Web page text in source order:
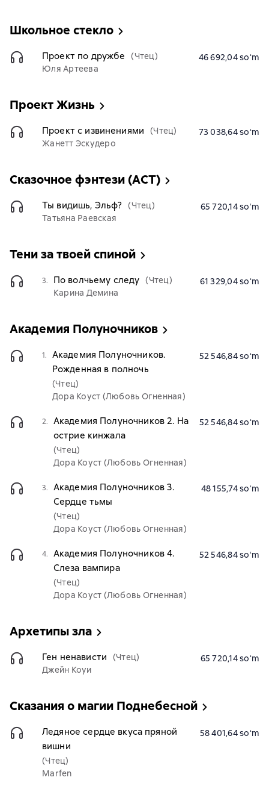
Школьное стекло
Проект по дружбе
(Чтец)
Юля Артеева
46 692,04 soʻm
Проект Жизнь
Проект с извинениями
(Чтец)
Жанетт Эскудеро
73 038,64 soʻm
Сказочное фэнтези (АСТ)
Ты видишь, Эльф? (Чтец)
Татьяна Раевская
65 720,14 soʻm
Тени за твоей спиной
3. По волчьему следу (Чтец)
Карина Демина
61 329,04 soʻm
Академия Полуночников
1.
Академия Полуночников.
Рожденная в полночь
(Чтец)
Дора Коуст (Любовь Огненная)
52 546,84 soʻm
2.
Академия Полуночников 2. На
острие кинжала
(Чтец)
Дора Коуст (Любовь Огненная)
52 546,84 soʻm
3.
Академия Полуночников 3.
Сердце тьмы
(Чтец)
Дора Коуст (Любовь Огненная)
48 155,74 soʻm
4.
Академия Полуночников 4.
Слеза вампира
(Чтец)
Дора Коуст (Любовь Огненная)
52 546,84 soʻm
Архетипы зла
Ген ненависти
(Чтец)
Джейн Коуи
65 720,14 soʻm
Сказания о магии Поднебесной
Ледяное сердце вкуса пряной
вишни
(Чтец)
Marfen
58 401,64 soʻm